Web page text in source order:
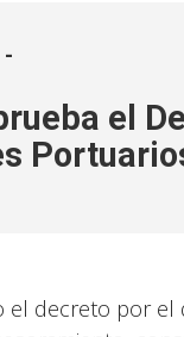
-
el
el decreto por